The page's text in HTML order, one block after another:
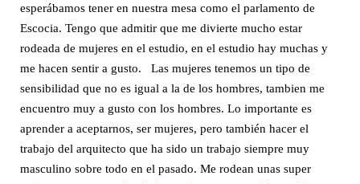
esperábamos tener en nuestra mesa como el parlamento de
Escocia. Tengo que admitir que me divierte mucho estar
rodeada de mujeres en el estudio, en el estudio hay muchas y
me hacen sentir a gusto. Las mujeres tenemos un tipo de
sensibilidad que no es igual a la de los hombres, tambien me
encuentro muy a gusto con los hombres. Lo importante es
aprender a aceptarnos, ser mujeres, pero también hacer el
trabajo del arquitecto que ha sido un trabajo siempre muy
masculino sobre todo en el pasado. Me rodean unas super